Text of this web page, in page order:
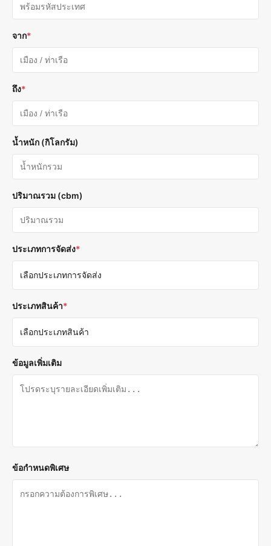
จาก*
ถึง*
น้ำหนัก (กิโลกรัม)
ปริมาณรวม (cbm)
ประเภทการจัดส่ง*
ประเภทสินค้า*
ข้อมูลเพิ่มเติม
ข้อกำหนดพิเศษ